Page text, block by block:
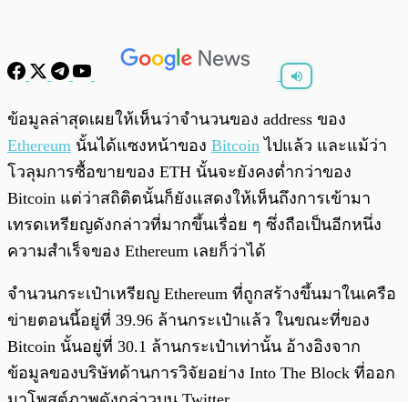
พร้อมเล่น
ข้อมูลล่าสุดเผยให้เห็นว่าจำนวนของ address ของ
Ethereum นั้นได้แซงหน้าของ Bitcoin ไปแล้ว และแม้ว่า
โวลุมการซื้อขายของ ETH นั้นจะยังคงต่ำกว่าของ
Bitcoin แต่ว่าสถิติตนั้นก็ยังแสดงให้เห็นถึงการเข้ามา
เทรดเหรียญดังกล่าวที่มากขึ้นเรื่อย ๆ ซึ่งถือเป็นอีกหนึ่ง
ความสำเร็จของ Ethereum เลยก็ว่าได้
จำนวนกระเป๋าเหรียญ Ethereum ที่ถูกสร้างขึ้นมาในเครือ
ข่ายตอนนี้อยู่ที่ 39.96 ล้านกระเป๋าแล้ว ในขณะที่ของ
Bitcoin นั้นอยู่ที่ 30.1 ล้านกระเป๋าเท่านั้น อ้างอิงจาก
ข้อมูลของบริษัทด้านการวิจัยอย่าง Into The Block ที่ออก